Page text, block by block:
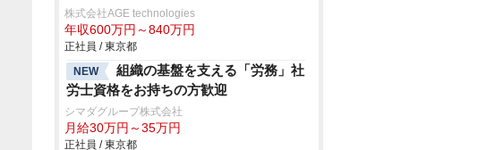
株式会社AGE technologies
年収600万円～840万円
正社員 / 東京都
NEW
組織の基盤を支える「労務」社
労士資格をお持ちの方歓迎
シマダグループ株式会社
月給30万円～35万円
正社員 / 東京都